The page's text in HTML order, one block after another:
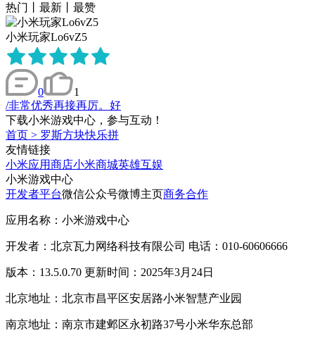
热门
最新 最赞
小米玩家Lo6vZ5
0
1
/非常优秀再接再厉。好
下载小米游戏中心，参与互动！
首页 > 罗斯方块快乐拼
友情链接
小米应用商店小米商城英雄互娱
小米游戏中心
开发者平台微信公众号微博主页商务合作
应用名称：小米游戏中心
开发者：北京瓦力网络科技有限公司 电话：010-60606666
版本：13.5.0.70 更新时间：2025年3月24日
北京地址：北京市昌平区安居路小米智慧产业园
南京地址：南京市建邺区永初路37号小米华东总部